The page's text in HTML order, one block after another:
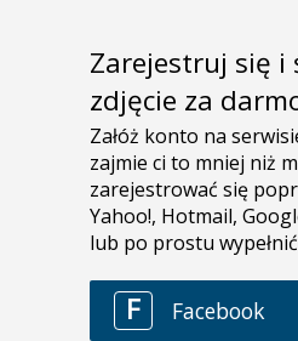
Zarejestruj się i
zdjęcie za